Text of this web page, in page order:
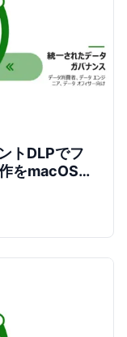
トDLPでフ
をmacOS上